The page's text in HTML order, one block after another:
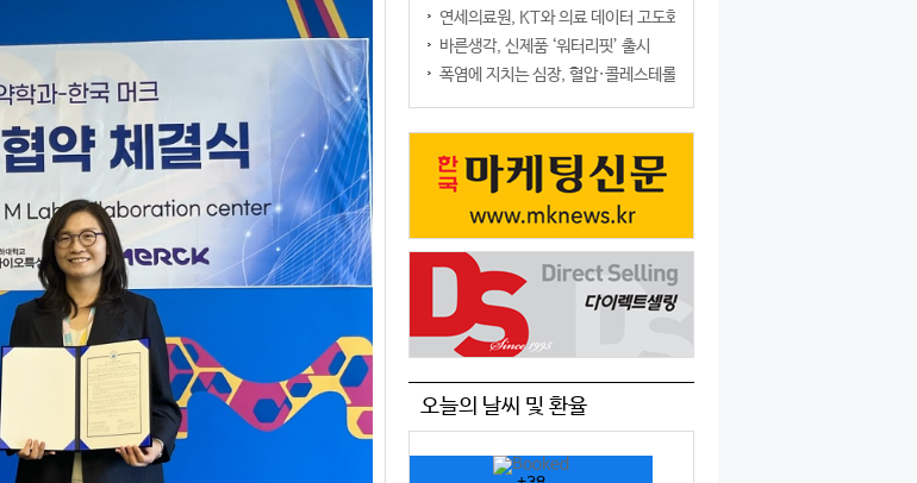
연세의료원, KT와 의료 데이터 고도화 협력
바른생각, 신제품 ‘워터리핏’ 출시
폭염에 지치는 심장, 혈압·콜레스테롤만 챙기면 될까?
오늘의 날씨 및 환율